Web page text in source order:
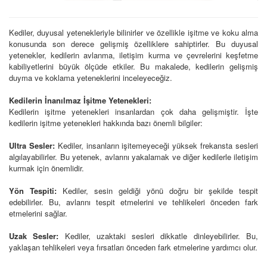
Kediler, duyusal yetenekleriyle bilinirler ve özellikle işitme ve koku alma
konusunda son derece gelişmiş özelliklere sahiptirler. Bu duyusal
yetenekler, kedilerin avlanma, iletişim kurma ve çevrelerini keşfetme
kabiliyetlerini büyük ölçüde etkiler. Bu makalede, kedilerin gelişmiş
duyma ve koklama yeteneklerini inceleyeceğiz.
Kedilerin İnanılmaz İşitme Yetenekleri:
Kedilerin işitme yetenekleri insanlardan çok daha gelişmiştir. İşte
kedilerin işitme yetenekleri hakkında bazı önemli bilgiler:
Ultra Sesler:Kediler, insanların işitemeyeceği yüksek frekansta sesleri
algılayabilirler. Bu yetenek, avlarını yakalamak ve diğer kedilerle iletişim
kurmak için önemlidir.
Yön Tespiti: Kediler, sesin geldiği yönü doğru bir şekilde tespit
edebilirler. Bu, avlarını tespit etmelerini ve tehlikeleri önceden fark
etmelerini sağlar.
Uzak Sesler: Kediler, uzaktaki sesleri dikkatle dinleyebilirler. Bu,
yaklaşan tehlikeleri veya fırsatları önceden fark etmelerine yardımcı olur.